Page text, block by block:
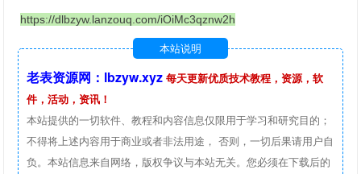
https://dlbzyw.lanzouq.com/iOiMc3qznw2h
本站说明
老表资源网：lbzyw.xyz 每天更新优质技术教程，资源，软
件，活动，资讯！
本站提供的一切软件、教程和内容信息仅限用于学习和研究目的；
不得将上述内容用于商业或者非法用途， 否则，一切后果请用户自
负。本站信息来自网络，版权争议与本站无关。您必须在下载后的